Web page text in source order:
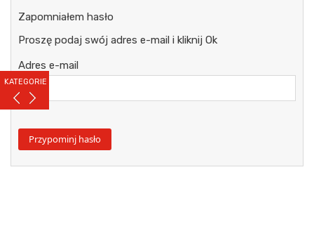
KATEGORIE
Zapomniałem hasło
Proszę podaj swój adres e-mail i kliknij Ok
Adres e-mail